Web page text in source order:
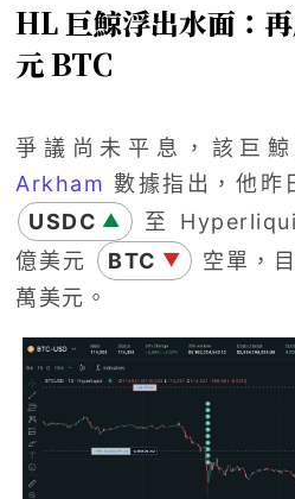
HL 巨鯨浮出水面：
元 BTC
爭議尚未平息，該巨
Arkham 數據指出，他
USDC ▲
至
億美元
BTC ▼
空單，
萬美元。